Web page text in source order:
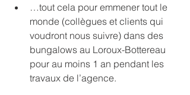
…tout cela pour emmener tout le
monde (collègues et clients qui
voudront nous suivre) dans des
bungalows au Loroux-Bottereau
pour au moins 1 an pendant les
travaux de l’agence.